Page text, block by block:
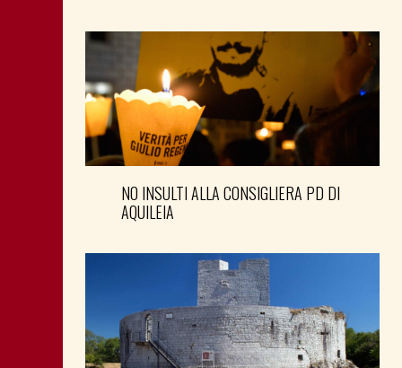
NO INSULTI ALLA CONSIGLIERA PD DI
AQUILEIA